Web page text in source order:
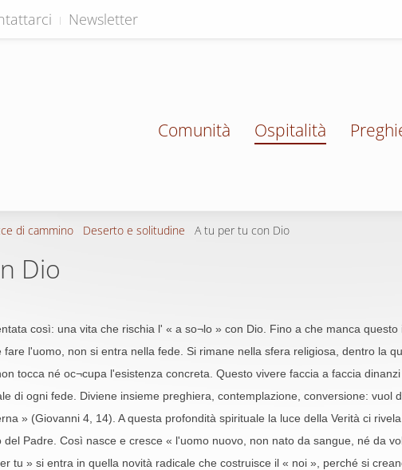
Newsletter
Comunità Ospitalità
di cammino Deserto e solitudine A tu per tu con Dio
Dio
così: una vita che rischia l' « a so¬lo » con Dio. Fino a che manca
l'uomo, non si entra nella fede. Si rimane nella sfera religiosa, dentro la
tocca né oc¬cupa l'esistenza concreta. Questo vivere faccia a faccia
di ogni fede. Diviene insieme preghiera, contemplazione, conversione:
» (Giovanni 4, 14). A questa profondità spirituale la luce della Verità ci
Padre. Così nasce e cresce « l'uomo nuovo, non nato da sangue, né da
tu » si entra in quella novità radicale che costruisce il « noi », perché si